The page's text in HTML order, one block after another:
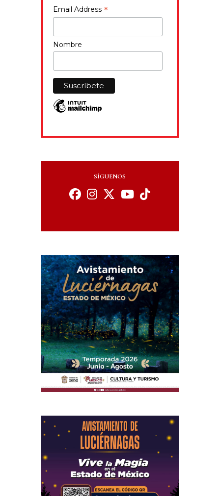
Email Address *
Nombre
SÍGUENOS